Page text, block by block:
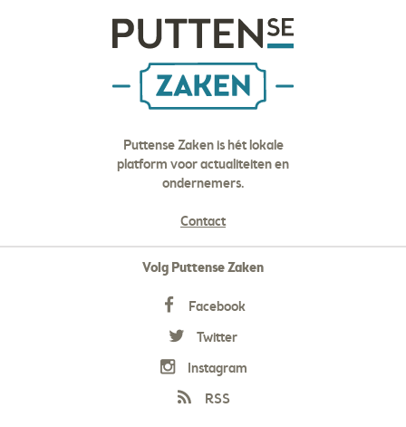
Puttense Zaken is hét lokale
platform voor actualiteiten en
ondernemers.
Contact
Volg Puttense Zaken
Facebook
Twitter
Instagram
RSS